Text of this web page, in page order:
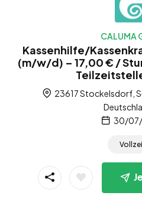
CALUMA
Kassenhilfe/
(m/w/d) – 17,00 € /
23617 Stockelsdorf,
30/